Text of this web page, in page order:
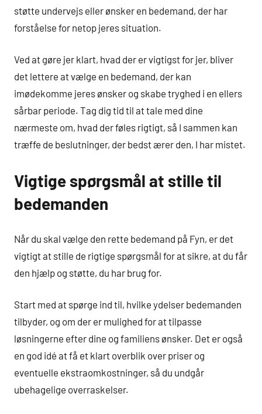
støtte undervejs eller ønsker en bedemand, der har
forståelse for netop jeres situation.
Ved at gøre jer klart, hvad der er vigtigst for jer, bliver
det lettere at vælge en bedemand, der kan
imødekomme jeres ønsker og skabe tryghed i en ellers
sårbar periode. Tag dig tid til at tale med dine
nærmeste om, hvad der føles rigtigt, så I sammen kan
træffe de beslutninger, der bedst ærer den, I har mistet.
Vigtige spørgsmål at stille til
bedemanden
Når du skal vælge den rette bedemand på Fyn, er det
vigtigt at stille de rigtige spørgsmål for at sikre, at du får
den hjælp og støtte, du har brug for.
Start med at spørge ind til, hvilke ydelser bedemanden
tilbyder, og om der er mulighed for at tilpasse
løsningerne efter dine og familiens ønsker. Det er også
en god idé at få et klart overblik over priser og
eventuelle ekstraomkostninger, så du undgår
ubehagelige overraskelser.